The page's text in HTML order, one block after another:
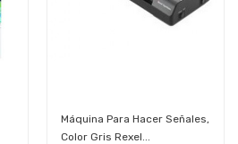
Máquina Para Hacer Señales,
Color Gris Rexel...